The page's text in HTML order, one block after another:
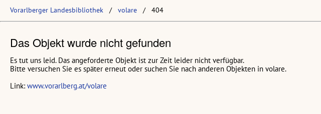
Vorarlberger Landesbibliothek volare 404
Das Objekt wurde nicht gefunden
Es tut uns leid. Das angeforderte Objekt ist zur Zeit leider nicht verfügbar.
Bitte versuchen Sie es später erneut oder suchen Sie nach anderen Objekten in volare.
Link: www.vorarlberg.at/volare